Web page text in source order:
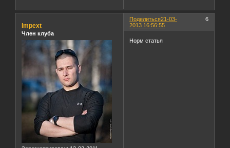
Поделиться 6
21-03-
2013 16:56:55
Impext
Член клуба
Норм статья